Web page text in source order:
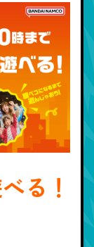
る！